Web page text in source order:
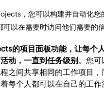
，您可以构建并自动化您
以在需要时访问他们需要的信
的项目面板功能，让每个
动，一直到任务级别 。您可
之间共享相同的工作项目，
每个人都可以在自己的工作